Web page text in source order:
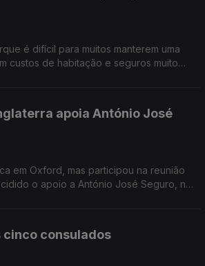
é difícil para muitos manterem uma
custos de habitação e seguros muito
apoia António José
em Oxford, mas participou na reunião
o apoio a António José Seguro, na
cinco consulados